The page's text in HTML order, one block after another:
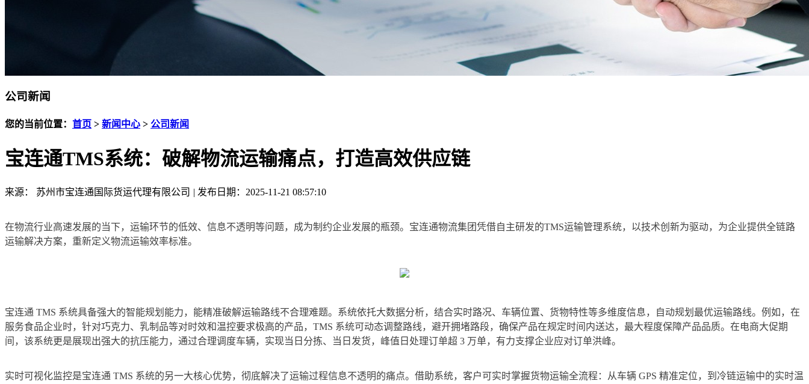
公司新闻
您的当前位置： 首页 > 新闻中心 > 公司新闻
宝连通TMS系统：破解物流运输痛点，打造高效供应链
来源： 苏州市宝连通国际货运代理有限公司 | 发布日期：2025-11-21 08:57:10
在物流行业高速发展的当下，运输环节的低效、信息不透明等问题，成为制约企业发展的瓶颈。宝连通物流集团凭借自主研发的TMS运输管理系统，以技术创新为驱动，为企业提供全链路
运输解决方案，重新定义物流运输效率标准。
宝连通 TMS 系统具备强大的智能规划能力，能精准破解运输路线不合理难题。系统依托大数据分析，结合实时路况、车辆位置、货物特性等多维度信息，自动规划最优运输路线。例如，在
服务食品企业时，针对巧克力、乳制品等对时效和温控要求极高的产品，TMS 系统可动态调整路线，避开拥堵路段，确保产品在规定时间内送达，最大程度保障产品品质。在电商大促期
间，该系统更是展现出强大的抗压能力，通过合理调度车辆，实现当日分拣、当日发货，峰值日处理订单超 3 万单，有力支撑企业应对订单洪峰。
实时可视化监控是宝连通 TMS 系统的另一大核心优势，彻底解决了运输过程信息不透明的痛点。借助系统，客户可实时掌握货物运输全流程：从车辆 GPS 精准定位，到冷链运输中的实时温